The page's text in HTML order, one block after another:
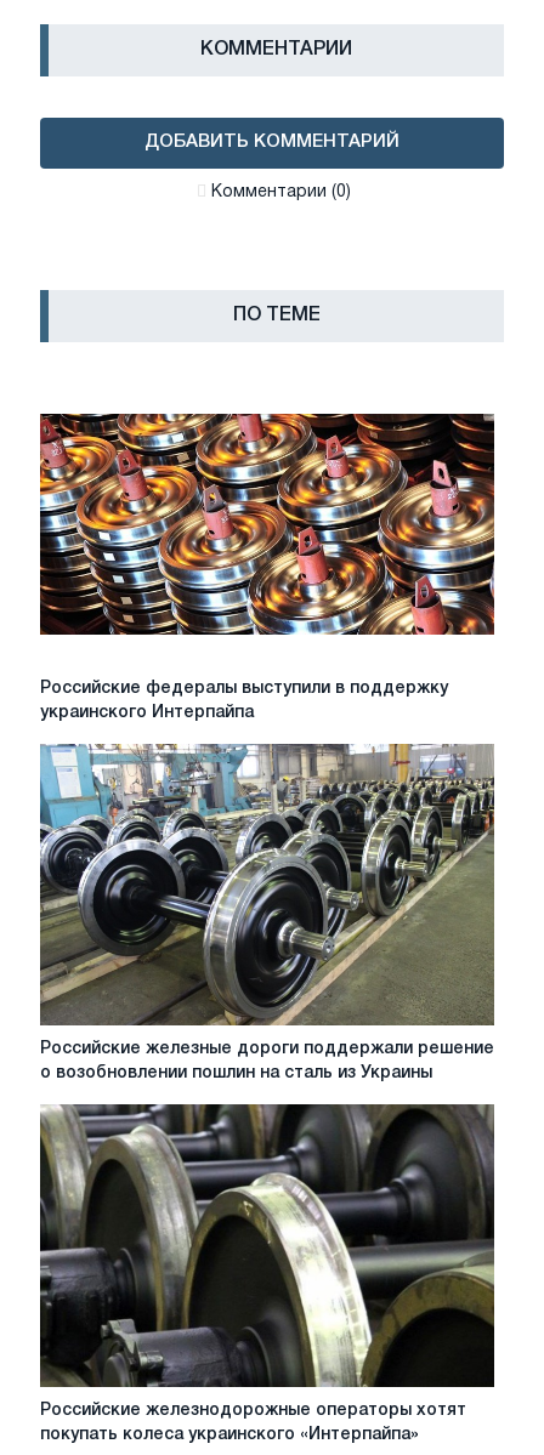
КОММЕНТАРИИ
ДОБАВИТЬ КОММЕНТАРИЙ
Комментарии (0)
ПО ТЕМЕ
Российские
в
поддержку
украинского
Интерпайпа
Российские федералы выступили в поддержку
украинского Интерпайпа
Российские
железные
поддержали
решение
о
возобновлении
пошлин
на
сталь
из
Украины
Российские железные дороги поддержали решение
о возобновлении пошлин на сталь из Украины
Российские
Российские железнодорожные операторы хотят
покупать колеса украинского «Интерпайпа»